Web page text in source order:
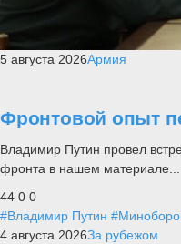
5 августа 2026Армия
Фронтовой опыт
Владимир Путин провел
фронта в нашем
44 0 0
#Владимир Путин
4 августа 2026За рубежом